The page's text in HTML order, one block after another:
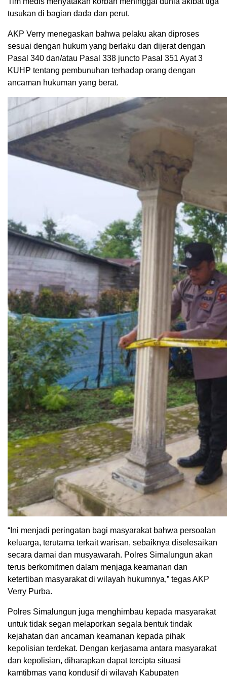
tusukan di bagian dada dan perut.
AKP Verry menegaskan bahwa pelaku akan diproses
sesuai dengan hukum yang berlaku dan dijerat dengan
Pasal 340 dan/atau Pasal 338 juncto Pasal 351 Ayat 3
KUHP tentang pembunuhan terhadap orang dengan
ancaman hukuman yang berat.
“Ini menjadi peringatan bagi masyarakat bahwa persoalan
keluarga, terutama terkait warisan, sebaiknya diselesaikan
secara damai dan musyawarah. Polres Simalungun akan
terus berkomitmen dalam menjaga keamanan dan
ketertiban masyarakat di wilayah hukumnya,” tegas AKP
Verry Purba.
Polres Simalungun juga menghimbau kepada masyarakat
untuk tidak segan melaporkan segala bentuk tindak
kejahatan dan ancaman keamanan kepada pihak
kepolisian terdekat. Dengan kerjasama antara masyarakat
dan kepolisian, diharapkan dapat tercipta situasi
kamtibmas yang kondusif di wilayah Kabupaten